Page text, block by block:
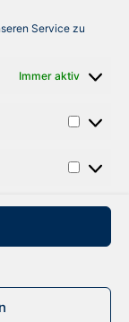
Service zu
Immer aktiv
Meister,
größten
2019.